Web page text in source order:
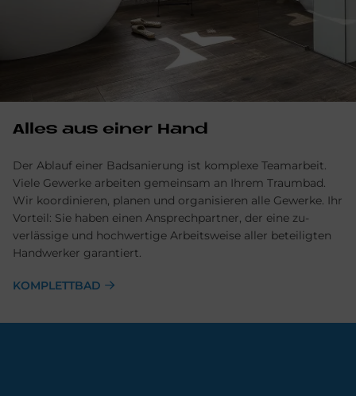
Alles aus einer Hand
Der Ablauf einer Badsanierung ist komplexe Team­arbeit.
Viele Gewerke arbeiten gemein­sam an Ihrem Traum­bad.
Wir ko­ordinieren, planen und organisieren alle Ge­werke. Ihr
Vor­teil: Sie haben einen Ansprech­partner, der eine zu­
verlässige und hoch­wertige Arbeits­weise aller be­teiligten
Hand­werker garantiert.
KOMPLETTBAD